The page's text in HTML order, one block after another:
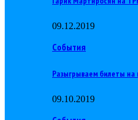
09.12.2019
События
Разыгрываем билеты
09.10.2019